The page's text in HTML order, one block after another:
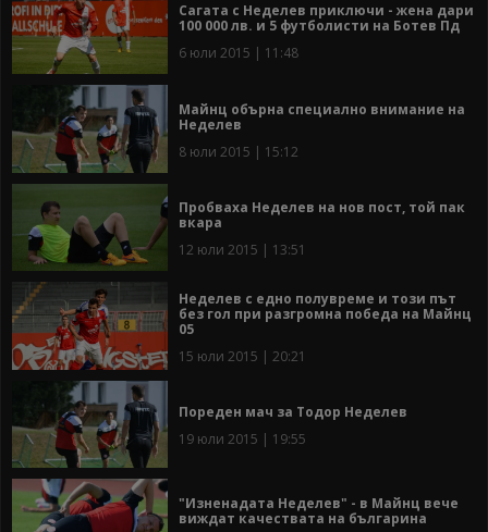
Сагата с Неделев приключи - жена дари
100 000 лв. и 5 футболисти на Ботев Пд
6 юли 2015 | 11:48
Майнц обърна специално внимание на
Неделев
8 юли 2015 | 15:12
Пробваха Неделев на нов пост, той пак
вкара
12 юли 2015 | 13:51
Неделев с едно полувреме и този път
без гол при разгромна победа на Майнц
05
15 юли 2015 | 20:21
Пореден мач за Тодор Неделев
19 юли 2015 | 19:55
"Изненадата Неделев" - в Майнц вече
виждат качествата на българина